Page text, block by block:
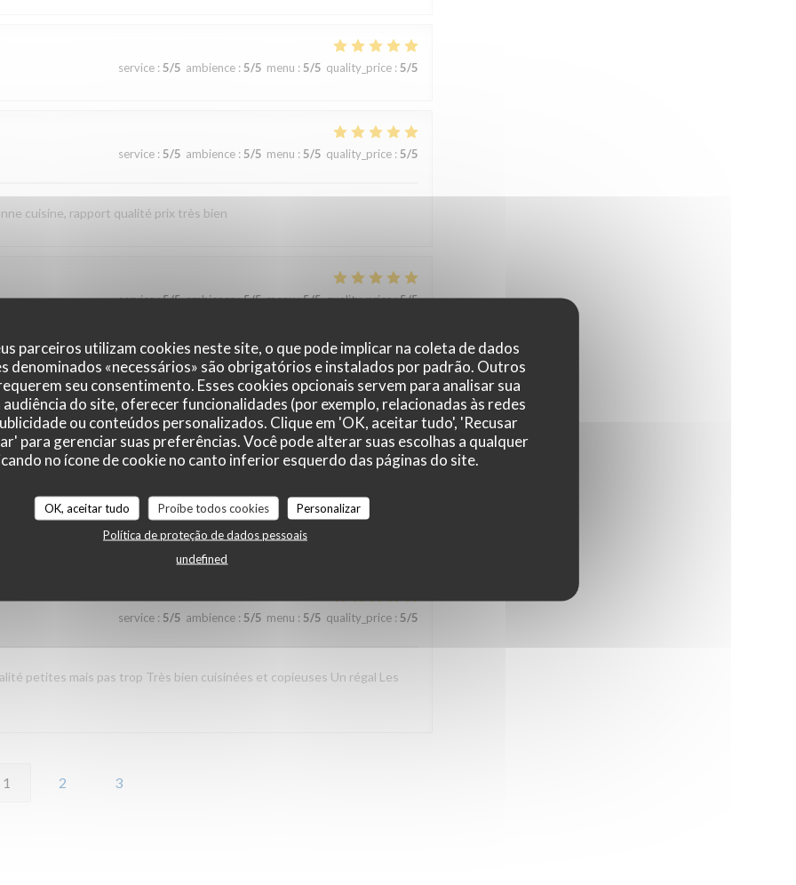
parceiros utilizam cookies neste site, o que pode implicar na coleta de dados
denominados «necessários» são obrigatórios e instalados por padrão. Outros
seu consentimento. Esses cookies opcionais servem para analisar sua
do site, oferecer funcionalidades (por exemplo, relacionadas às redes
ou conteúdos personalizados. Clique em 'OK, aceitar tudo', 'Recusar
para gerenciar suas preferências. Você pode alterar suas escolhas a qualquer
no ícone de cookie no canto inferior esquerdo das páginas do site.
OK, aceitar tudo Proíbe todos cookies
Personalizar
Política de proteção de dados pessoais
undefined
service: 5/5 ambience: 5/5 menu : 5/5 quality_price: 5/5
service: 5/5 ambience: 5/5 menu : 5/5 quality_price: 5/5
cuisine, rapport qualité prix très bien
service:5/5 ambience:5/5 menu:5/5 quality_price:5/5
service :5/5 ambience: 4/5 menu:4/5 quality_price: 4/5
service: 5/5 ambience: 3/5 menu: 4
service: 5/5 ambience: 5/5 menu : 5/5 quality_price: 5/5
petites mais pas trop Très bien cuisinées et copieuses Un régal Les
1 2 3